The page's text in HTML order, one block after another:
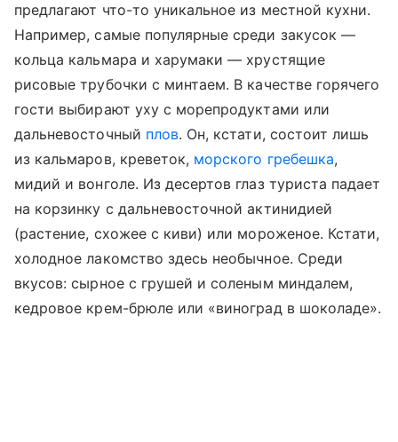
предлагают что-то уникальное из местной кухни.
Например, самые популярные среди закусок —
кольца кальмара и харумаки — хрустящие
рисовые трубочки с минтаем. В качестве горячего
гости выбирают уху с морепродуктами или
дальневосточный плов. Он, кстати, состоит лишь
из кальмаров, креветок, морского гребешка,
мидий и вонголе. Из десертов глаз туриста падает
на корзинку с дальневосточной актинидией
(растение, схожее с киви) или мороженое. Кстати,
холодное лакомство здесь необычное. Среди
вкусов: сырное с грушей и соленым миндалем,
кедровое крем-брюле или «виноград в шоколаде».